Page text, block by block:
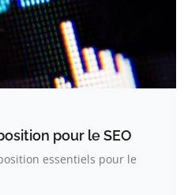
pour le SEO
essentiels pour le